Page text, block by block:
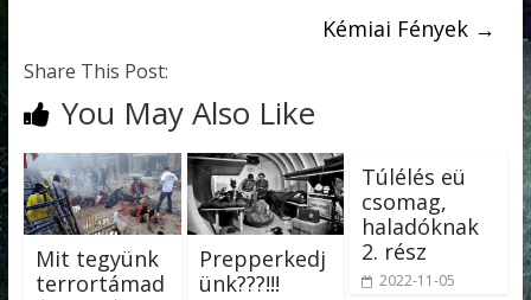
Kémiai Fények →
Share This Post:
You May Also Like
Mit tegyünk
terrortámad
Prepperkedj
ünk???!!!
Túlélés eü
csomag,
haladóknak
2. rész
2022-11-05